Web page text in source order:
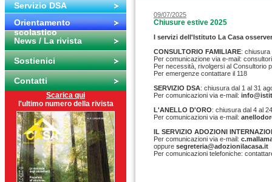
Servizio DSA
Orientamento
scolastico
News / La rivista
Sostienici
Contatti
Scarica qui
l'ultimo numero della rivista
09/07/2025
Chiusure estive 2025
I servizi dell'Istituto La Casa
CONSULTORIO FAMILIARE:
Per comunicazione via e-mail:
Per necessità, rivolgersi al Consultorio
Per emergenze contattare il 118
SERVIZIO DSA: chiusura dal 1 al 31
Per comunicazioni via e-mail:
L'ANELLO D'ORO: chiusura dal 4 al
Per comunicazioni via e-mail:
IL SERVIZIO ADOZIONI
Per comunicazioni via e-mail:
oppure segreteria@adozionilacasa.it
Per comunicazioni telefoniche: